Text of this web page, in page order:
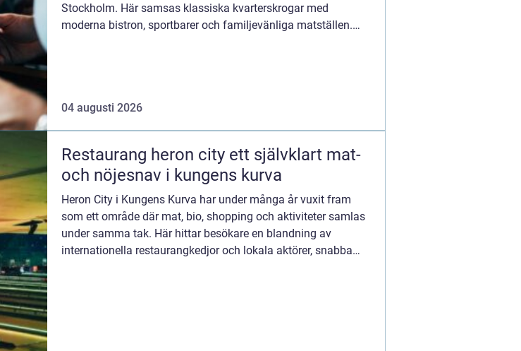
Stockholm. Här samsas klassiska kvarterskrogar med
moderna bistron, sportbarer och familjevänliga matställen.
04 augusti 2026
Restaurang heron city ett självklart mat-
och nöjesnav i kungens kurva
Heron City i Kungens Kurva har under många år vuxit fram
som ett område där mat, bio, shopping och aktiviteter samlas
under samma tak. Här hittar besökare en blandning av
internationella restaurangkedjor och lokala aktörer, snabba